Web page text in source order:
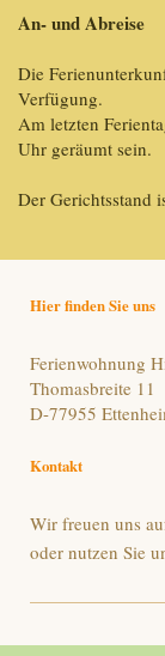
An- und Abreise
Die
Verfügung.
Am letzten
Uhr geräumt sein.
Der Gerichtsstand
Hier finden Sie uns
Ferienwohnung
Thomasbreite 11
D-77955
Kontakt
Wir freuen uns
oder nutzen Sie